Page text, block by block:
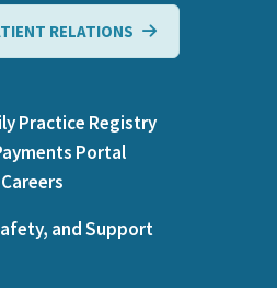
RELATIONS
Practice Registry
Portal
Careers
and Support